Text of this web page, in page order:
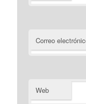
Correo
Web